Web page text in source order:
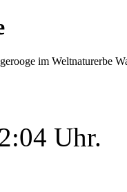
im Weltnaturerbe
Uhr.